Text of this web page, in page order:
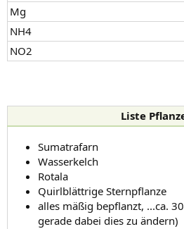
Mg
NH4
NO2
Liste
Sumatrafarn
Wasserkelch
Rotala
Quirlblättrige Sternpflanze
alles mäßig bepflanzt, ...ca.
gerade dabei dies zu ändern)